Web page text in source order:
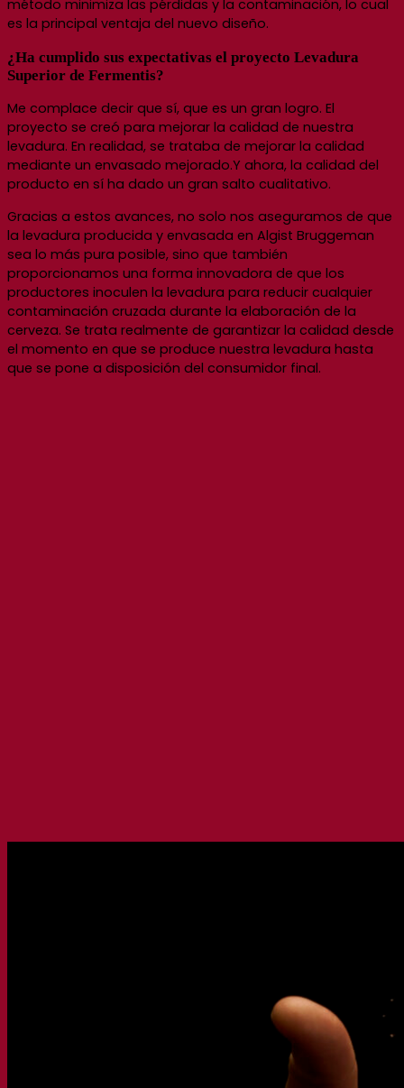
método minimiza las pérdidas y la contaminación, lo cual
es la principal ventaja del nuevo diseño.
¿Ha cumplido sus expectativas el proyecto Levadura
Superior de Fermentis?
Me complace decir que sí, que es un gran logro. El
proyecto se creó para mejorar la calidad de nuestra
levadura. En realidad, se trataba de mejorar la calidad
mediante un envasado mejorado.Y ahora, la calidad del
producto en sí ha dado un gran salto cualitativo.
Gracias a estos avances, no solo nos aseguramos de que
la levadura producida y envasada en Algist Bruggeman
sea lo más pura posible, sino que también
proporcionamos una forma innovadora de que los
productores inoculen la levadura para reducir cualquier
contaminación cruzada durante la elaboración de la
cerveza. Se trata realmente de garantizar la calidad desde
el momento en que se produce nuestra levadura hasta
que se pone a disposición del consumidor final.